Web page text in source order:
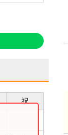
祝